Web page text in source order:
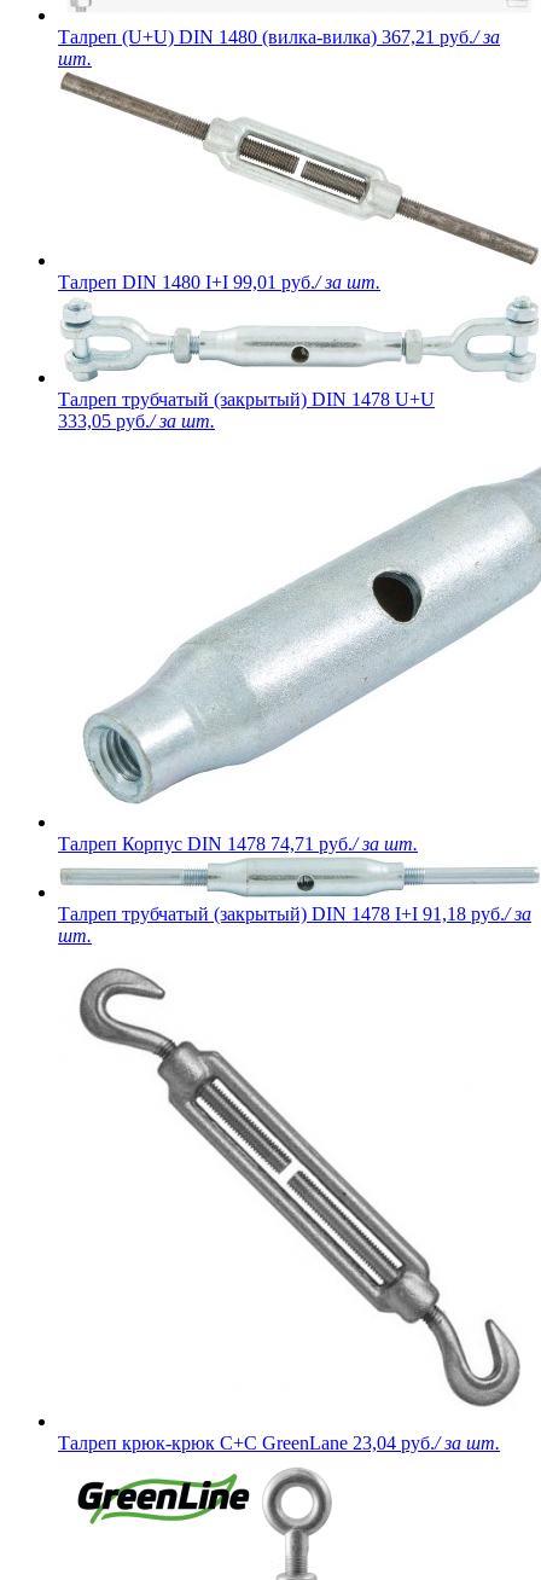
Талреп (U+U) DIN 1480 (вилка-вилка) 367,21 руб./ за
шт.
Талреп DIN 1480 I+I 99,01 руб./ за шт.
Талреп трубчатый (закрытый) DIN 1478 U+U
333,05 руб./ за шт.
Талреп Корпус DIN 1478 74,71 руб./ за шт.
Талреп трубчатый (закрытый) DIN 1478 I+I 91,18 руб./ за
шт.
Талреп крюк-крюк C+C GreenLane 23,04 руб./ за шт.